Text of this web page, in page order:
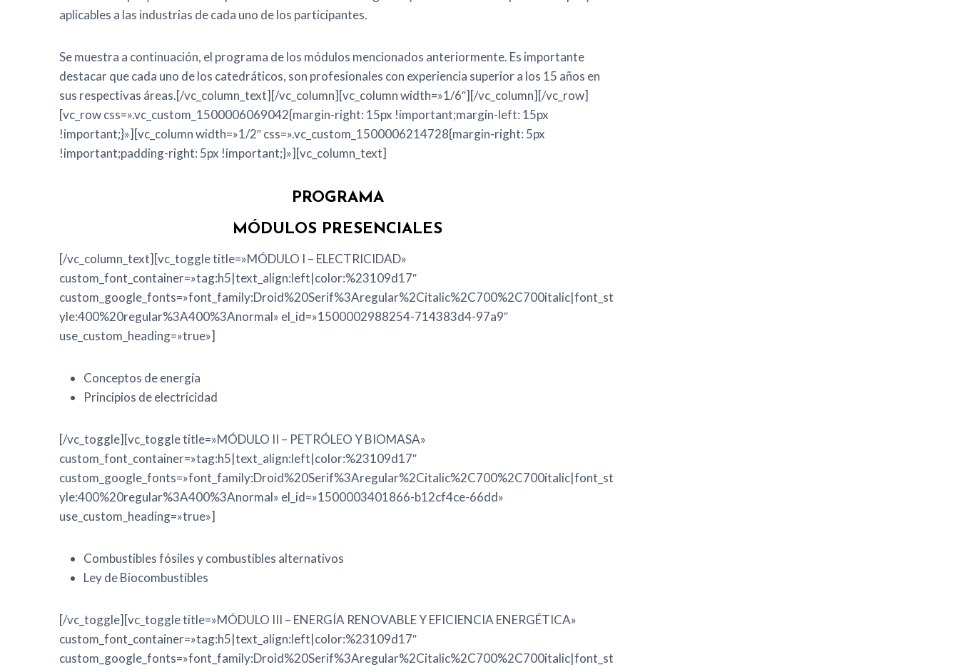
aplicables a las industrias de cada uno de los participantes.
Se muestra a continuación, el programa de los módulos mencionados anteriormente. Es importante
destacar que cada uno de los catedráticos, son profesionales con experiencia superior a los 15 años en
sus respectivas áreas.[/vc_column_text][/vc_column][vc_column width=»1/6″][/vc_column][/vc_row]
[vc_row css=».vc_custom_1500006069042{margin-right: 15px !important;margin-left: 15px
!important;}»][vc_column width=»1/2″ css=».vc_custom_1500006214728{margin-right: 5px
!important;padding-right: 5px !important;}»][vc_column_text]
PROGRAMA
MÓDULOS PRESENCIALES
[/vc_column_text][vc_toggle title=»MÓDULO I – ELECTRICIDAD»
custom_font_container=»tag:h5|text_align:left|color:%23109d17″
custom_google_fonts=»font_family:Droid%20Serif%3Aregular%2Citalic%2C700%2C700italic|font_st
yle:400%20regular%3A400%3Anormal» el_id=»1500002988254-714383d4-97a9″
use_custom_heading=»true»]
Conceptos de energía
Principios de electricidad
[/vc_toggle][vc_toggle title=»MÓDULO II – PETRÓLEO Y BIOMASA»
custom_font_container=»tag:h5|text_align:left|color:%23109d17″
custom_google_fonts=»font_family:Droid%20Serif%3Aregular%2Citalic%2C700%2C700italic|font_st
yle:400%20regular%3A400%3Anormal» el_id=»1500003401866-b12cf4ce-66dd»
use_custom_heading=»true»]
Combustibles fósiles y combustibles alternativos
Ley de Biocombustibles
[/vc_toggle][vc_toggle title=»MÓDULO III – ENERGÍA RENOVABLE Y EFICIENCIA ENERGÉTICA»
custom_font_container=»tag:h5|text_align:left|color:%23109d17″
custom_google_fonts=»font_family:Droid%20Serif%3Aregular%2Citalic%2C700%2C700italic|font_st